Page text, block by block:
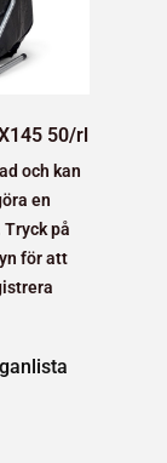
50/rl
och kan
en
på
för att